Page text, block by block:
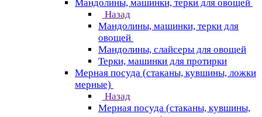
Мандолины, машинки, терки для овощей
Назад
Мандолины, машинки, терки для
овощей
Мандолины, слайсеры для овощей
Терки, машинки для протирки
Мерная посуда (стаканы, кувшины, ложки
мерные)
Назад
Мерная посуда (стаканы, кувшины,